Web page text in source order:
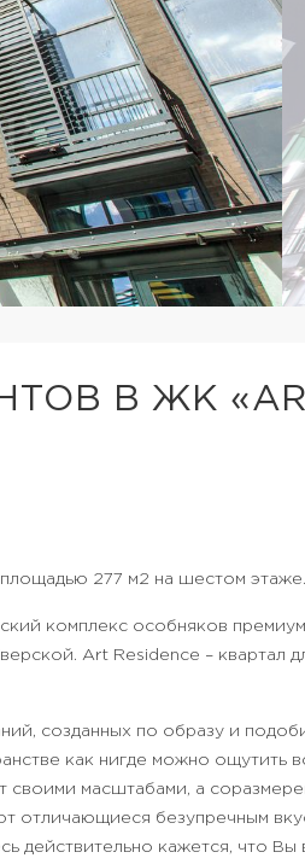
В ЖК
277 м2 на шестом этаже.
комплекс особняков
Art Residence – квартал
созданных по образу и
как нигде можно ощутить
своими масштабами, а
отличающиеся безупречным
действительно кажется, что Вы